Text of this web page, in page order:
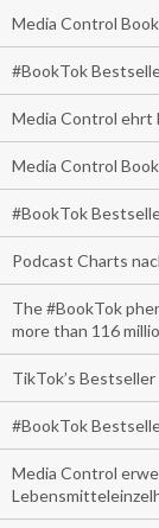
Media Control
#BookTok
Media Control ehrt
Media Control
#BookTok
Podcast Charts
The #BookTok
more than 116
TikTok’s
#BookTok
Media Control